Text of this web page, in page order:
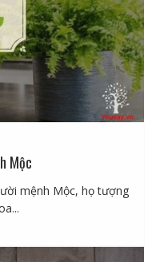
Mộc
mệnh Mộc, họ tượng